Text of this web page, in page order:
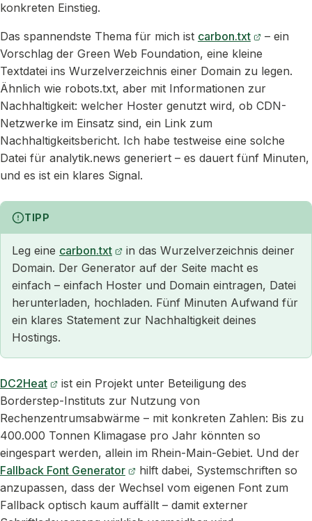
konkreten Einstieg.
Das spannendste Thema für mich ist carbon.txt
– ein
Vorschlag der Green Web Foundation, eine kleine
Textdatei ins Wurzelverzeichnis einer Domain zu legen.
Ähnlich wie robots.txt, aber mit Informationen zur
Nachhaltigkeit: welcher Hoster genutzt wird, ob CDN-
Netzwerke im Einsatz sind, ein Link zum
Nachhaltigkeitsbericht. Ich habe testweise eine solche
Datei für analytik.news generiert – es dauert fünf Minuten,
und es ist ein klares Signal.
TIPP
Leg eine carbon.txt
in das Wurzelverzeichnis deiner
Domain. Der Generator auf der Seite macht es
einfach – einfach Hoster und Domain eintragen, Datei
herunterladen, hochladen. Fünf Minuten Aufwand für
ein klares Statement zur Nachhaltigkeit deines
Hostings.
DC2Heat
ist ein Projekt unter Beteiligung des
Borderstep-Instituts zur Nutzung von
Rechenzentrumsabwärme – mit konkreten Zahlen: Bis zu
400.000 Tonnen Klimagase pro Jahr könnten so
eingespart werden, allein im Rhein-Main-Gebiet. Und der
Fallback Font Generator
hilft dabei, Systemschriften so
anzupassen, dass der Wechsel vom eigenen Font zum
Fallback optisch kaum auffällt – damit externer